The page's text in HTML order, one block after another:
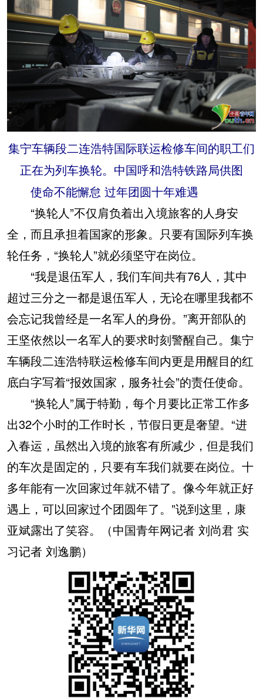
集宁车辆段二连浩特国际联运检修车间的职工们
正在为列车换轮。中国呼和浩特铁路局供图
使命不能懈怠 过年团圆十年难遇
“换轮人”不仅肩负着出入境旅客的人身安
全，而且承担着国家的形象。只要有国际列车换
轮任务，“换轮人”就必须坚守在岗位。
“我是退伍军人，我们车间共有76人，其中
超过三分之一都是退伍军人，无论在哪里我都不
会忘记我曾经是一名军人的身份。”离开部队的
王坚依然以一名军人的要求时刻警醒自己。集宁
车辆段二连浩特联运检修车间内更是用醒目的红
底白字写着“报效国家，服务社会”的责任使命。
“换轮人”属于特勤，每个月要比正常工作多
出32个小时的工作时长，节假日更是奢望。“进
入春运，虽然出入境的旅客有所减少，但是我们
的车次是固定的，只要有车我们就要在岗位。十
多年能有一次回家过年就不错了。像今年就正好
遇上，可以回家过个团圆年了。”说到这里，康
亚斌露出了笑容。（中国青年网记者 刘尚君 实
习记者 刘逸鹏）